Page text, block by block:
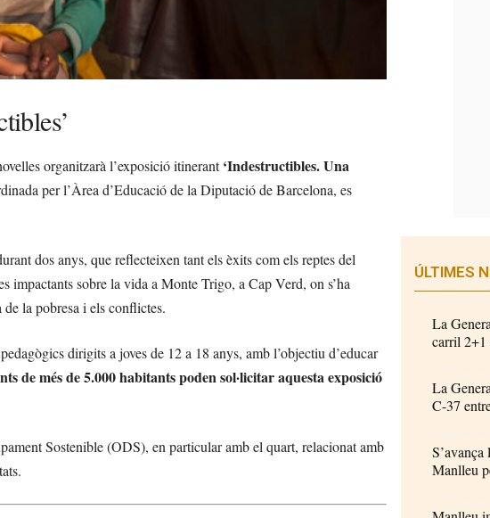
organitzarà l’exposició itinerant‘Indestructibles. Una
per l’Àrea d’Educació de la Diputació de Barcelona, es
dos anys, que reflecteixen tant els èxits com els reptes del
impactants sobre la vida a Monte Trigo, a Cap Verd, on s’ha
la pobresa i els conflictes.
dirigits a joves de 12 a 18 anys, amb l’objectiu d’educar
de més de 5.000 habitants poden sol·licitar aquesta exposició
Sostenible (ODS), en particular amb el quart, relacionat amb
ÚLTIMES
La
carril 2+1
La
C-37
Manlleu